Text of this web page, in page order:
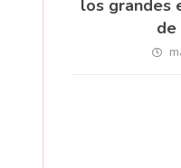
los grandes
de